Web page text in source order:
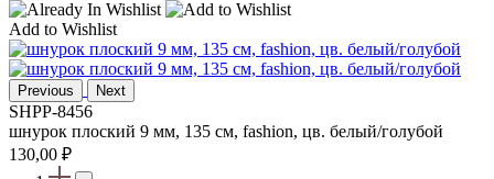
Add to Wishlist
Previous Next
SHPP-8456
шнурок плоский 9 мм, 135 см, fashion, цв. белый/голубой
130,00 ₽